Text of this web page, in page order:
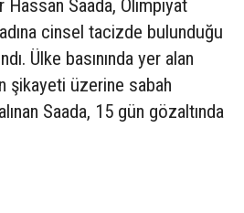
Hassan Saada, Olimpiyat
cinsel tacizde bulunduğu
Ülke basınında yer alan
şikayeti üzerine sabah
Saada, 15 gün gözaltında